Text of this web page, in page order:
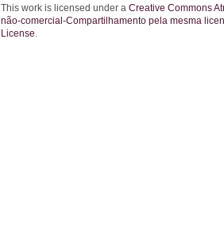
This work is licensed under a Creative Commons
não-comercial-Compartilhamento pela mesma
License.